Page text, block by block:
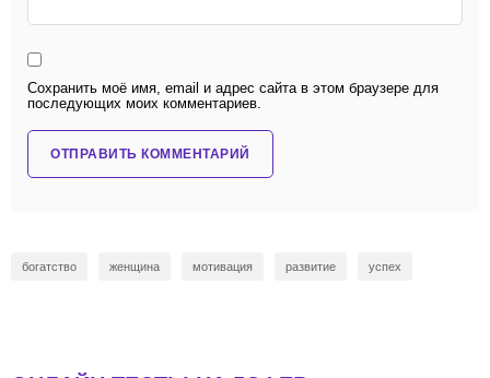
Сохранить моё имя, email и адрес сайта в этом браузере для
последующих моих комментариев.
богатство женщина мотивация развитие успех